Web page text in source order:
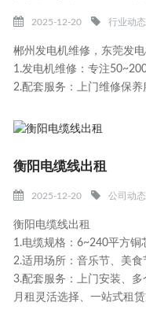
2025-12-20 行业动态
郴州发电机维修，东莞发
1.发电机维修：专注
2.配套服务：上门维修保
衡阳电缆线出租
2025-12-20 公司动态
衡阳电缆线出租
1.电缆规格：6~240平方
2.适用场所：音乐节、美
3.配套服务：上门安装、
月租灵活选择、一站式租赁